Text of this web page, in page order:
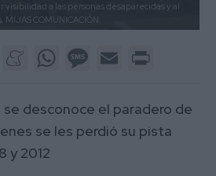
visibilidad a las personas desaparecidas y al
MIJAS COMUNICACIÓN.
LinkedInMeneameWhatsAppMessage
Email
desconoce el paradero de
se les perdió su pista
y 2012